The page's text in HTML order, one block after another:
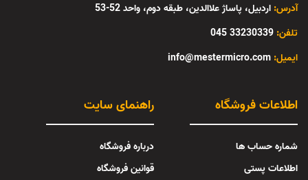
آدرس: اردبیل، پاساژ علاالدین، طبقه دوم، واحد 52-53
تلفن: 33230339 045
info@mestermicro.com :ایمیل
راهنمای سایت
درباره فروشگاه
قوانین فروشگاه
اطلاعات فروشگاه
شماره حساب ها
اطلاعات پستی